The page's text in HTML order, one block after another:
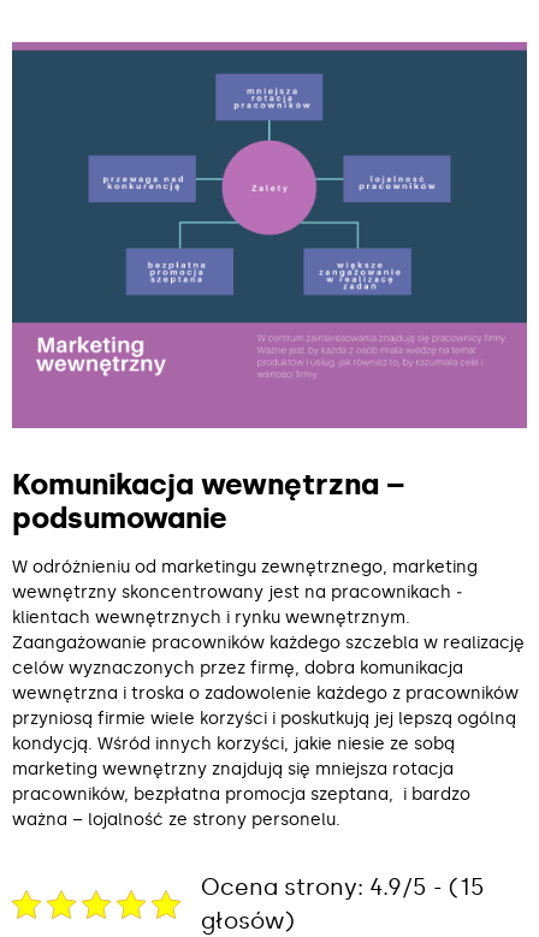
Komunikacja wewnętrzna –
podsumowanie
W odróżnieniu od marketingu zewnętrznego, marketing
wewnętrzny skoncentrowany jest na pracownikach ‒
klientach wewnętrznych i rynku wewnętrznym.
Zaangażowanie pracowników każdego szczebla w realizację
celów wyznaczonych przez firmę, dobra komunikacja
wewnętrzna i troska o zadowolenie każdego z pracowników
przyniosą firmie wiele korzyści i poskutkują jej lepszą ogólną
kondycją. Wśród innych korzyści, jakie niesie ze sobą
marketing wewnętrzny znajdują się mniejsza rotacja
pracowników, bezpłatna promocja szeptana, i bardzo
ważna – lojalność ze strony personelu.
Ocena strony: 4.9/5 - (15
głosów)